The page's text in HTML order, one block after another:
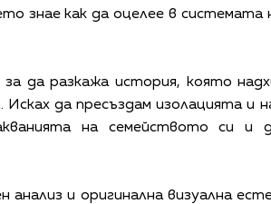
знае как да оцелее в
да разкажа история, която
да пресъздам изолацията и
на семейството си и
и оригинална визуална